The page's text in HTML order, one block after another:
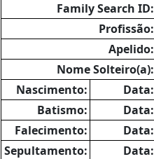
Family Search ID:
Profissão:
Apelido:
Nome Solteiro(a):
Nascimento:
Data:
Batismo:
Data:
Falecimento:
Data:
Sepultamento:
Data: